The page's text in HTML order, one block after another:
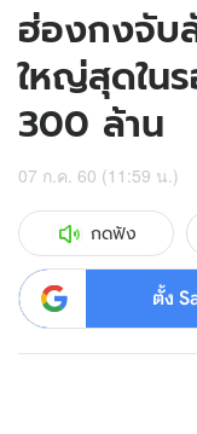
ฮ่องกงจับ
ใหญ่สุดใน
300 ล้าน
07 ก.ค. 60 (11:59 น.)
กดฟัง
ตั้ง